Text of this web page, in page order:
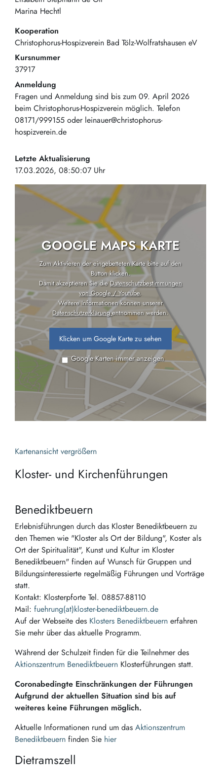
Marina Hechtl
Kooperation
Christophorus-Hospizverein Bad Tölz-Wolfratshausen eV
Kursnummer
37917
Anmeldung
Fragen und Anmeldung sind bis zum 09. April 2026
beim Christophorus-Hospizverein möglich. Telefon
08171/999155 oder leinauer@christophorus-
hospizverein.de
Letzte Aktualisierung
17.03.2026, 08:50:07 Uhr
GOOGLE MAPS KARTE
Zum Aktivieren der eingebetteten Karte bitte auf den
Button klicken.
Damit akzeptieren Sie dieDatenschutzbestimmungen
von Google / Youtube.
Weitere Informationen können unserer
Datenschutzerklärungentnommen werden.
Klicken um Google Karte zu sehen
Google Karten immer anzeigen
Kartenansicht vergrößern
Kloster- und Kirchenführungen
Benediktbeuern
Erlebnisführungen durch das Kloster Benediktbeuern zu
den Themen wie "Kloster als Ort der Bildung", Koster als
Ort der Spiritualität", Kunst und Kultur im Kloster
Benediktbeuern" finden auf Wunsch für Gruppen und
Bildungsinteressierte regelmäßig Führungen und Vorträge
statt.
Kontakt: Klosterpforte Tel. 08857-88110
Mail: fuehrung(at)kloster-benediktbeuern.de
Auf der Webseite des Klosters Benediktbeuern erfahren
Sie mehr über das aktuelle Programm.
Während der Schulzeit finden für die Teilnehmer des
Aktionszentrum Benediktbeuern Klosterführungen statt.
Coronabedingte Einschränkungen der Führungen
Aufgrund der aktuellen Situation sind bis auf
weiteres keine Führungen möglich.
Aktuelle Informationen rund um das Aktionszentrum
Benediktbeuern finden Sie hier
Dietramszell